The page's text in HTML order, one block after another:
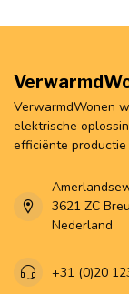
VerwarmdWonen
elektrische
efficiënte
3621 ZC
Nederland
+31 (0)20